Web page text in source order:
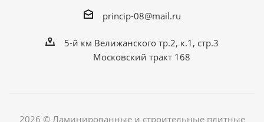
princip-08@mail.ru
5-й км Велижанского тр.2, к.1, стр.3
Московский тракт 168
2026 © Ламинированные и строительные плитные